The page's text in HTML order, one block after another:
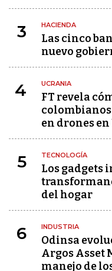
3 HACIENDA
Las cinco
nuevo
4 UCRANIA
FT revela
en drones
5 TECNOLOGÍA
Los gadgets
del hogar
6 INDUSTRIA
Odinsa
Argos Asset
manejo de